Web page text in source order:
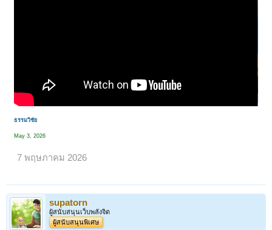
ธรรมวิชัย
May 3, 2026
7 พฤษภาคม 2026
supatorn
ผู้สนับสนุนเว็บพลังจิต
ผู้สนับสนุนพิเศษ